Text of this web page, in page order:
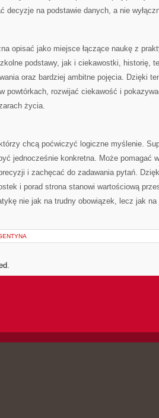
decyzje na podstawie danych, a nie
opisać jako miejsce łączące naukę z
podstawy, jak i ciekawostki, historię,
oraz bardziej ambitne pojęcia. Dzięki
powtórkach, rozwijać ciekawość i
życia.
chcą poćwiczyć logiczne myślenie.
jednocześnie konkretna. Może pomagać
i zachęcać do zadawania pytań.
i porad strona stanowi wartościową
nie jak na trudny obowiązek, lecz jak